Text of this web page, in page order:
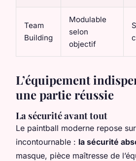
Team
Building
Modulable
selon
objectif
L’équipement
une partie réussie
La sécurité avant tout
Le paintball moderne repose
incontournable : la sécurité
masque, pièce maîtresse de